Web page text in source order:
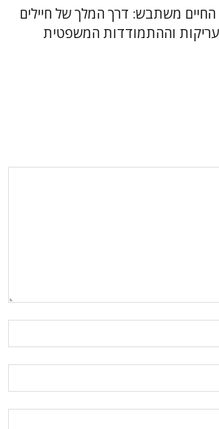
משתבש: דרך המלך של חיילים
וההתמודדות המשפטית